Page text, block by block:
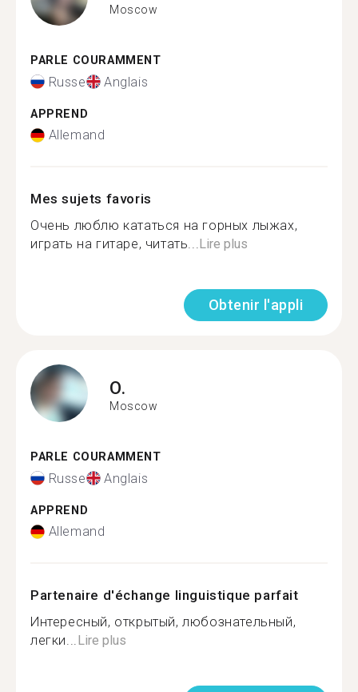
Moscow
PARLE COURAMMENT
Russe Anglais
APPREND
Allemand
Mes sujets favoris
Очень люблю кататься на горных лыжах,
играть на гитаре, читать...Lire plus
Obtenir l'appli
O.
Moscow
PARLE COURAMMENT
Russe Anglais
APPREND
Allemand
Partenaire d'échange linguistique parfait
Интересный, открытый, любознательный,
легки...Lire plus